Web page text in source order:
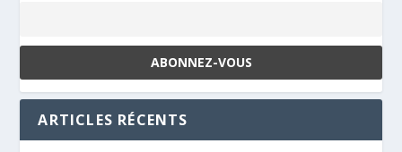
ARTICLES RÉCENTS